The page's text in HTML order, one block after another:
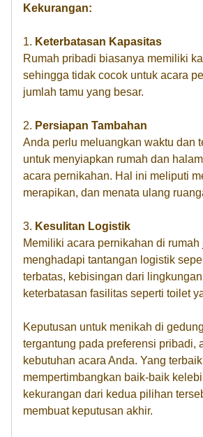
Kekurangan:
1. Keterbatasan Kapasitas
Rumah pribadi biasanya memiliki
sehingga tidak cocok untuk acara
jumlah tamu yang besar.
2. Persiapan Tambahan
Anda perlu meluangkan waktu dan
untuk menyiapkan rumah dan
acara pernikahan. Hal ini meliputi
merapikan, dan menata ulang
3. Kesulitan Logistik
Memiliki acara pernikahan di rumah
menghadapi tantangan logistik
terbatas, kebisingan dari
keterbatasan fasilitas seperti toilet
Keputusan untuk menikah di
tergantung pada preferensi pribadi,
kebutuhan acara Anda. Yang
mempertimbangkan baik-baik
kekurangan dari kedua pilihan
membuat keputusan akhir.